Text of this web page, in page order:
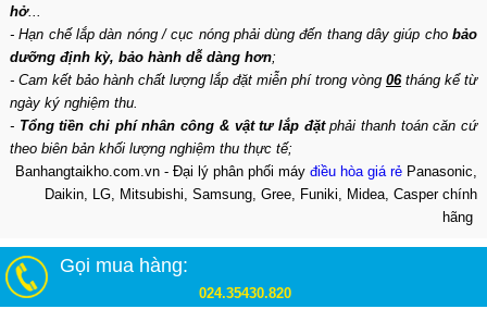
hở...
- Hạn chế lắp dàn nóng / cục nóng phải dùng đến thang dây giúp chobảo
dưỡng định kỳ, bảo hành dễ dàng hơn;
- Cam kết bảo hành chất lượng lắp đặt miễn phí trong vòng 06tháng kể từ
ngày ký nghiệm thu.
- Tổng tiền chi phí nhân công & vật tư lắp đặtphải thanh toán căn cứ
theo biên bản khối lượng nghiệm thu thực tế;
Banhangtaikho.com.vn - Đại lý phân phối máy điều hòa giá rẻ Panasonic,
Daikin, LG, Mitsubishi, Samsung, Gree, Funiki, Midea, Casper chính
hãng
Gọi mua hàng:
024.35430.820